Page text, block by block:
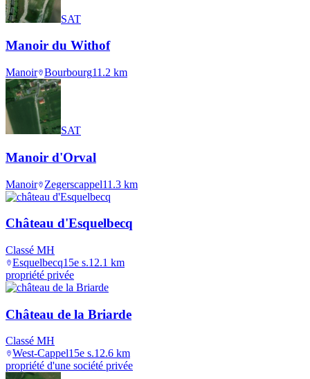
SAT
Manoir du Withof
Manoir Bourbourg11.2 km
SAT
Manoir d'Orval
Manoir Zegerscappel11.3 km
Château d'Esquelbecq
Classé MH
Esquelbecq15e s.12.1 km
propriété privée
Château de la Briarde
Classé MH
West-Cappel15e s.12.6 km
propriété d'une société privée